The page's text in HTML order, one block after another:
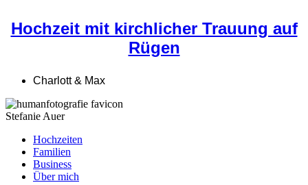
Hochzeit mit kirchlicher Trauung auf
Rügen
Charlott & Max
Stefanie Auer
Hochzeiten
Familien
Business
Über mich